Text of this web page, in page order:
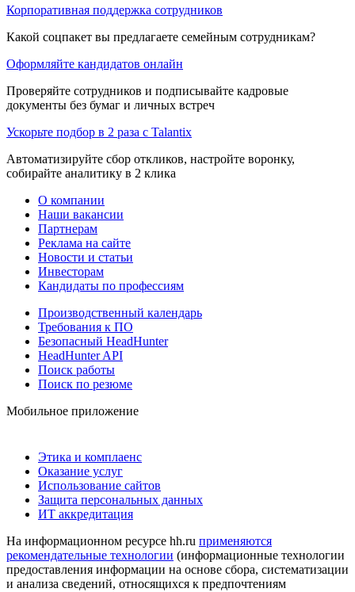
Корпоративная поддержка сотрудников
Какой соцпакет вы предлагаете семейным сотрудникам?
Оформляйте кандидатов онлайн
Проверяйте сотрудников и подписывайте кадровые
документы без бумаг и личных встреч
Ускорьте подбор в 2 раза с Talantix
Автоматизируйте сбор откликов, настройте воронку,
собирайте аналитику в 2 клика
О компании
Наши вакансии
Партнерам
Реклама на сайте
Новости и статьи
Инвесторам
Кандидаты по профессиям
Производственный календарь
Требования к ПО
Безопасный HeadHunter
HeadHunter API
Поиск работы
Поиск по резюме
Мобильное приложение
Этика и комплаенс
Оказание услуг
Использование сайтов
Защита персональных данных
ИТ аккредитация
На информационном ресурсе hh.ru применяются
рекомендательные технологии (информационные технологии
предоставления информации на основе сбора, систематизации
и анализа сведений, относящихся к предпочтениям